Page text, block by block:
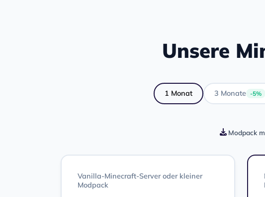
Unsere
1 Monat 3 Monate -5%
Modpack
Vanilla-Minecraft-Server oder kleiner
Modpack